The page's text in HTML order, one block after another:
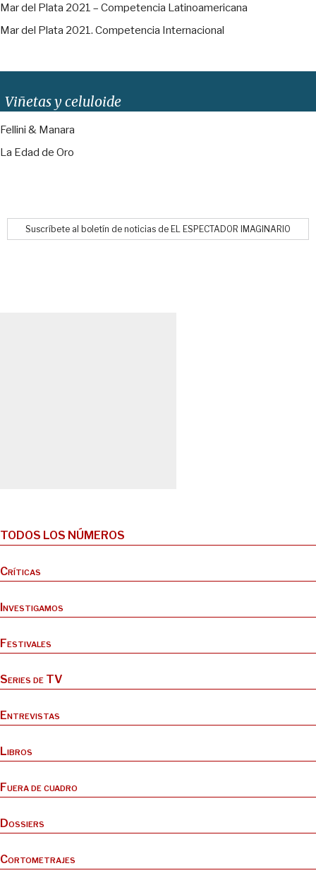
Mar del Plata 2021 – Competencia Latinoamericana
Mar del Plata 2021. Competencia Internacional
Viñetas y celuloide
Fellini & Manara
La Edad de Oro
Suscríbete al boletín de noticias de EL ESPECTADOR IMAGINARIO
TODOS LOS NÚMEROS
Críticas
Investigamos
Festivales
Series de TV
Entrevistas
Libros
Fuera de cuadro
Dossiers
Cortometrajes